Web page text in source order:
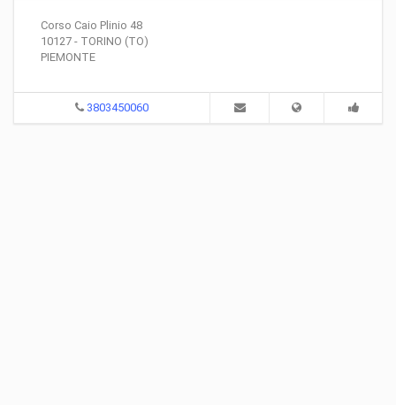
Corso Caio Plinio 48
10127 - TORINO (TO)
PIEMONTE
3803450060